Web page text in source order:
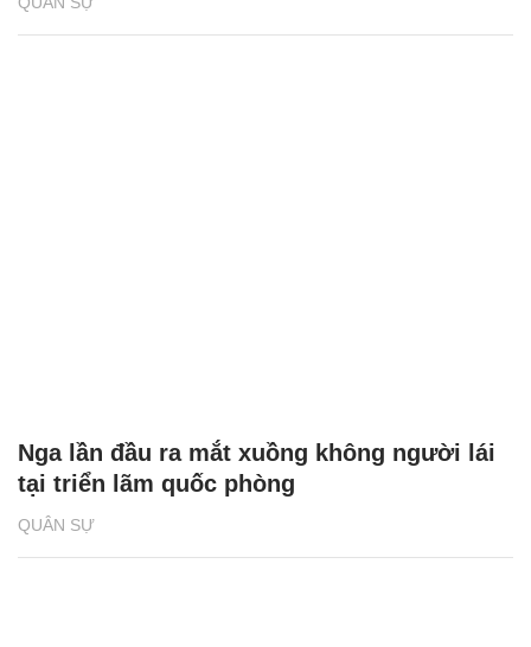
QUÂN SỰ
Nga lần đầu ra mắt xuồng không người lái
tại triển lãm quốc phòng